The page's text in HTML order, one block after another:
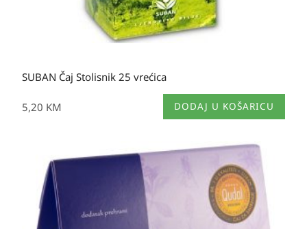
SUBAN Čaj Stolisnik 25 vrećica
5,20 KM DODAJ U KOŠARICU